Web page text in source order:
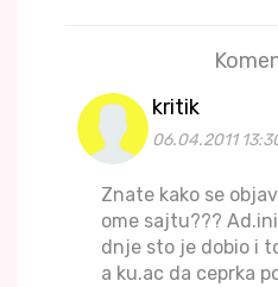
kritik
06.04.2011
Znate kako se
ome sajtu???
dnje sto je dobio i
a ku.ac da ceprka